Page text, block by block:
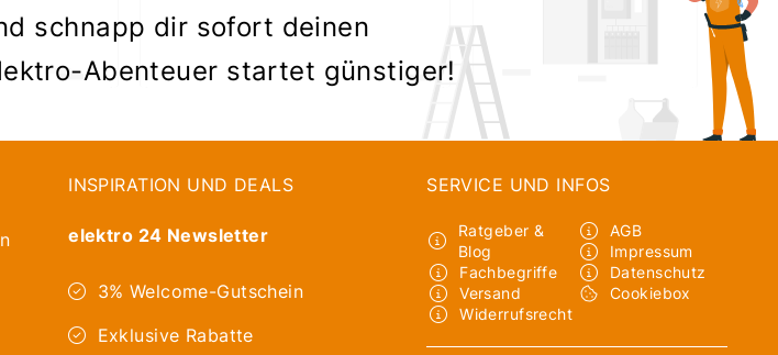
schnapp dir sofort deinen
Abenteuer startet günstiger!
INSPIRATION UND DEALS
elektro 24 Newsletter
3% Welcome-Gutschein
Exklusive Rabatte
SERVICE UND INFOS
Ratgeber &
Blog
Fachbegriffe
Versand
Widerrufsrecht
AGB
Impressum
Datenschutz
Cookiebox